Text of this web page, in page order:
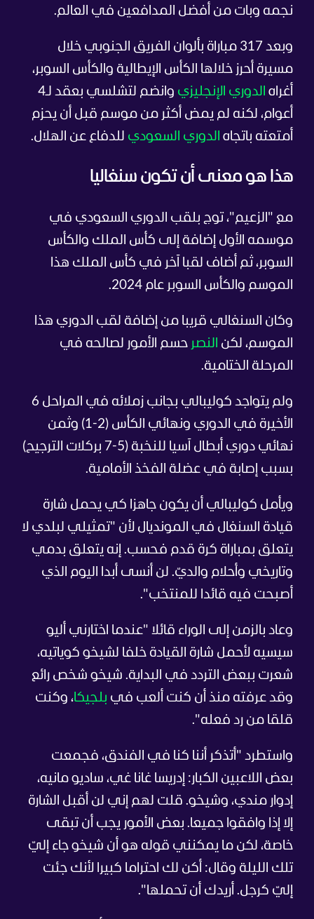
نجمه وبات من أفضل المدافعين في العالم.
وبعد 317 مباراة بألوان الفريق الجنوبي خلال
مسيرة أحرز خلالها الكأس الإيطالية والكأس السوبر،
أغراه الدوري الإنجليزي
وانضم لتشلسي بعقد لـ4
أعوام، لكنه لم يمض أكثر من موسم قبل أن يحزم
أمتعته باتجاه الدوري السعودي للدفاع عن الهلال.
هذا هو معنى أن تكون سنغاليا
مع "الزعيم"، توج بلقب الدوري السعودي في
موسمه الأول إضافة إلى كأس الملك والكأس
السوبر، ثم أضاف لقبا آخر في كأس الملك هذا
الموسم والكأس السوبر عام 2024.
وكان السنغالي قريبا من إضافة لقب الدوري هذا
الموسم، لكن النصر حسم الأمور لصالحه في
المرحلة الختامية.
ولم يتواجد كوليبالي بجانب زملائه في المراحل 6
الأخيرة في الدوري ونهائي الكأس (2-1) وثمن
نهائي دوري أبطال آسيا للنخبة (5-7 بركلات الترجيح)
بسبب إصابة في عضلة الفخذ الأمامية.
ويأمل كوليبالي أن يكون جاهزا كي يحمل شارة
قيادة السنغال في المونديال لأن "تمثيلي لبلدي لا
يتعلق بمباراة كرة قدم فحسب. إنه يتعلق بدمي
وتاريخي وأحلام والديّ. لن أنسى أبدا اليوم الذي
أصبحت فيه قائدا للمنتخب".
وعاد بالزمن إلى الوراء قائلا "عندما اختارني أليو
سيسيه لأحمل شارة القيادة خلفا لشيخو كوياتيه،
شعرت ببعض التردد في البداية. شيخو شخص رائع
وقد عرفته منذ أن كنت ألعب في بلجيكا، وكنت
قلقا من رد فعله".
واستطرد "أتذكر أننا كنا في الفندق، فجمعت
بعض اللاعبين الكبار: إدريسا غانا غي، ساديو مانيه،
إدوار مندي، وشيخو. قلت لهم إني لن أقبل الشارة
إلا إذا وافقوا جميعا. بعض الأمور يجب أن تبقى
خاصة، لكن ما يمكنني قوله هو أن شيخو جاء إليّ
تلك الليلة وقال: أكن لك احتراما كبيرا لأنك جئت
إليّ كرجل. أريدك أن تحملها".